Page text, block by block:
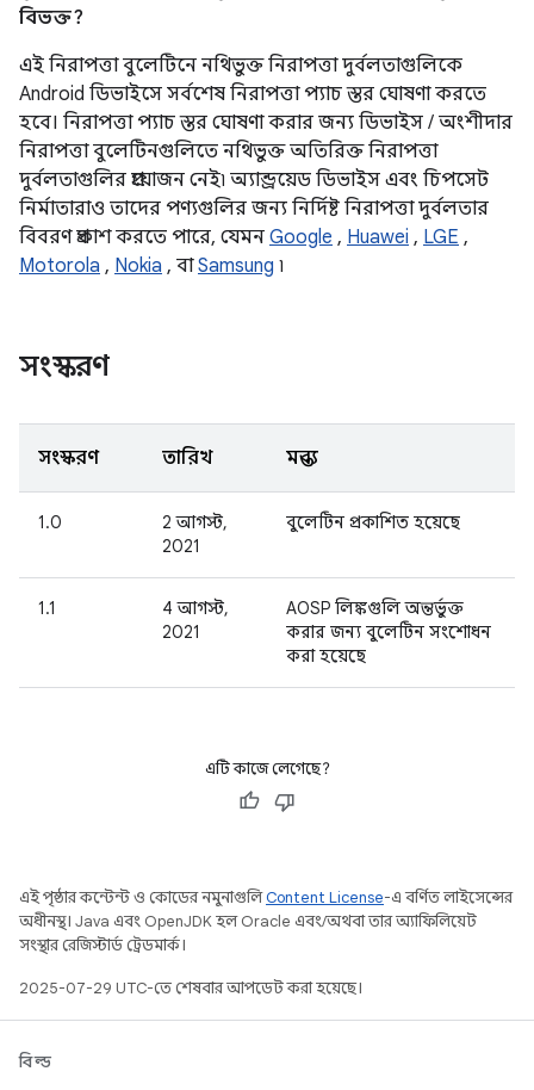
বিভক্ত?
এই নিরাপত্তা বুলেটিনে নথিভুক্ত নিরাপত্তা দুর্বলতাগুলিকে
Android ডিভাইসে সর্বশেষ নিরাপত্তা প্যাচ স্তর ঘোষণা করতে
হবে। নিরাপত্তা প্যাচ স্তর ঘোষণা করার জন্য ডিভাইস / অংশীদার
নিরাপত্তা বুলেটিনগুলিতে নথিভুক্ত অতিরিক্ত নিরাপত্তা
দুর্বলতাগুলির প্রয়োজন নেই৷ অ্যান্ড্রয়েড ডিভাইস এবং চিপসেট
নির্মাতারাও তাদের পণ্যগুলির জন্য নির্দিষ্ট নিরাপত্তা দুর্বলতার
বিবরণ প্রকাশ করতে পারে, যেমন Google , Huawei , LGE ,
Motorola , Nokia , বাSamsung ৷
সংস্করণ
সংস্করণ তারিখ মন্তব্য
1.0
2 আগস্ট,
2021
বুলেটিন প্রকাশিত হয়েছে
1.1
4 আগস্ট,
2021
AOSP লিঙ্কগুলি অন্তর্ভুক্ত
করার জন্য বুলেটিন সংশোধন
করা হয়েছে
এটি কাজে লেগেছে?
এই পৃষ্ঠার কন্টেন্ট ও কোডের নমুনাগুলিContent License-এ বর্ণিত লাইসেন্সের
অধীনস্থ। Java এবং OpenJDK হল Oracle এবং/অথবা তার অ্যাফিলিয়েট
সংস্থার রেজিস্টার্ড ট্রেডমার্ক।
2025-07-29 UTC-তে শেষবার আপডেট করা হয়েছে।
বিল্ড